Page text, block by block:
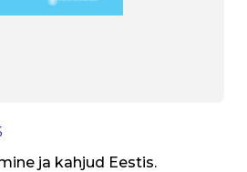
ja kahjud Eestis.